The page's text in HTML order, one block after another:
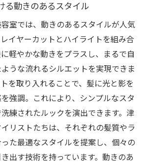
る動きのあるスタイル
室では、動きのあるスタイルが人気
イヤーカットとハイライトを組み合
軽やかな動きをプラスし、まるで自
うな流れるシルエットを実現できま
を取り入れることで、髪に光と影を
強調。これにより、シンプルなスタ
練されたルックを演出できます。津
リストたちは、それぞれの髪質やラ
た最適なスタイルを提案し、個々の
出す技術を持っています。動きのあ